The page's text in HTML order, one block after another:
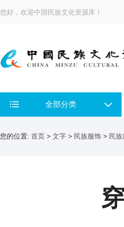
您好，欢迎中国民族文化资源库！
全部分类
您的位置: 首页 > 文字 > 民族服饰 > 民